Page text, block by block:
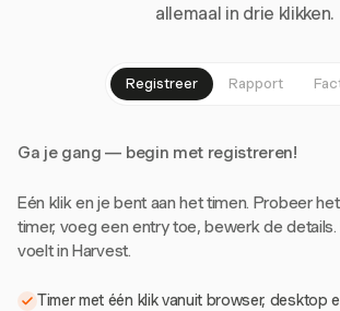
allemaal in drie klikken.
Registreer Rapport
Ga je gang — begin met registreren!
Eén klik en je bent aan het timen. Probeer
timer, voeg een entry toe, bewerk de
voelt in Harvest.
Timer met één klik vanuit browser, desktop